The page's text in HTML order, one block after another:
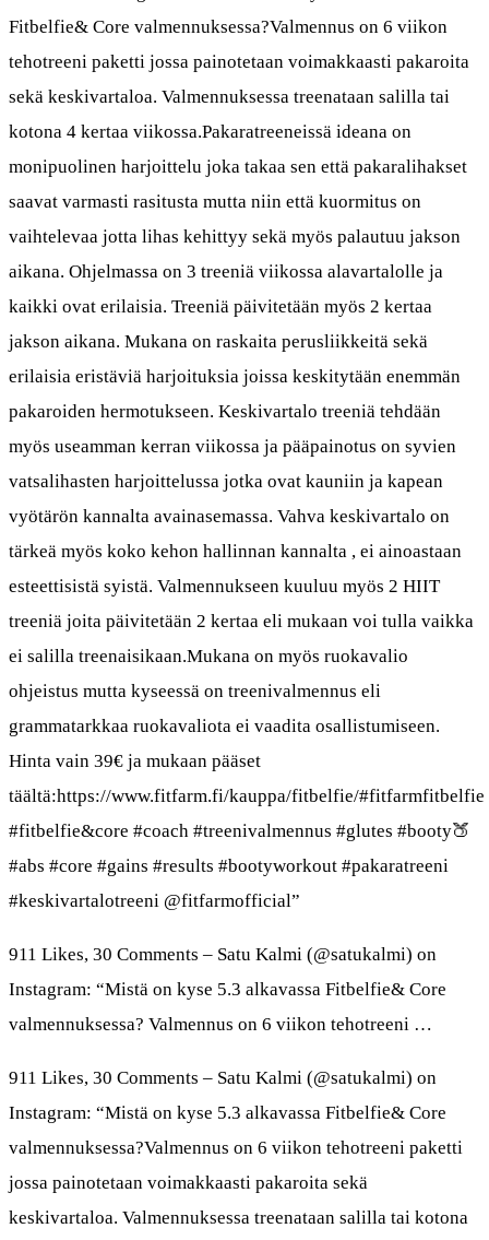
Fitbelfie& Core valmennuksessa?Valmennus on 6 viikon
tehotreeni paketti jossa painotetaan voimakkaasti pakaroita
sekä keskivartaloa. Valmennuksessa treenataan salilla tai
kotona 4 kertaa viikossa.Pakaratreeneissä ideana on
monipuolinen harjoittelu joka takaa sen että pakaralihakset
saavat varmasti rasitusta mutta niin että kuormitus on
vaihtelevaa jotta lihas kehittyy sekä myös palautuu jakson
aikana. Ohjelmassa on 3 treeniä viikossa alavartalolle ja
kaikki ovat erilaisia. Treeniä päivitetään myös 2 kertaa
jakson aikana. Mukana on raskaita perusliikkeitä sekä
erilaisia eristäviä harjoituksia joissa keskitytään enemmän
pakaroiden hermotukseen. Keskivartalo treeniä tehdään
myös useamman kerran viikossa ja pääpainotus on syvien
vatsalihasten harjoittelussa jotka ovat kauniin ja kapean
vyötärön kannalta avainasemassa. Vahva keskivartalo on
tärkeä myös koko kehon hallinnan kannalta , ei ainoastaan
esteettisistä syistä. Valmennukseen kuuluu myös 2 HIIT
treeniä joita päivitetään 2 kertaa eli mukaan voi tulla vaikka
ei salilla treenaisikaan.Mukana on myös ruokavalio
ohjeistus mutta kyseessä on treenivalmennus eli
grammatarkkaa ruokavaliota ei vaadita osallistumiseen.
Hinta vain 39€ ja mukaan pääset
täältä:https://www.fitfarm.fi/kauppa/fitbelfie/#fitfarmfitbelfie
#fitbelfie&core #coach #treenivalmennus #glutes #booty🍑
#abs #core #gains #results #bootyworkout #pakaratreeni
#keskivartalotreeni @fitfarmofficial”
911 Likes, 30 Comments – Satu Kalmi (@satukalmi) on
Instagram: “Mistä on kyse 5.3 alkavassa Fitbelfie& Core
valmennuksessa? Valmennus on 6 viikon tehotreeni …
911 Likes, 30 Comments – Satu Kalmi (@satukalmi) on
Instagram: “Mistä on kyse 5.3 alkavassa Fitbelfie& Core
valmennuksessa?Valmennus on 6 viikon tehotreeni paketti
jossa painotetaan voimakkaasti pakaroita sekä
keskivartaloa. Valmennuksessa treenataan salilla tai kotona